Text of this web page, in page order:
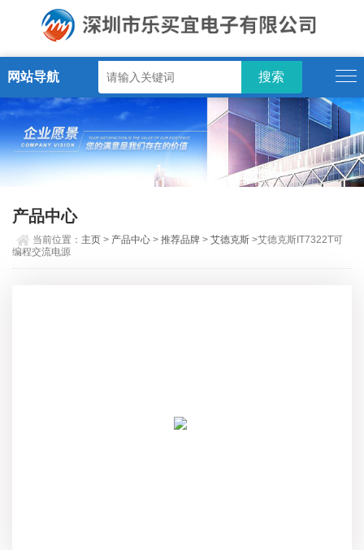
网站导航
产品中心
当前位置： 主页 > 产品中心 >推荐品牌 >艾德克斯 >艾德克斯IT7322T可
编程交流电源